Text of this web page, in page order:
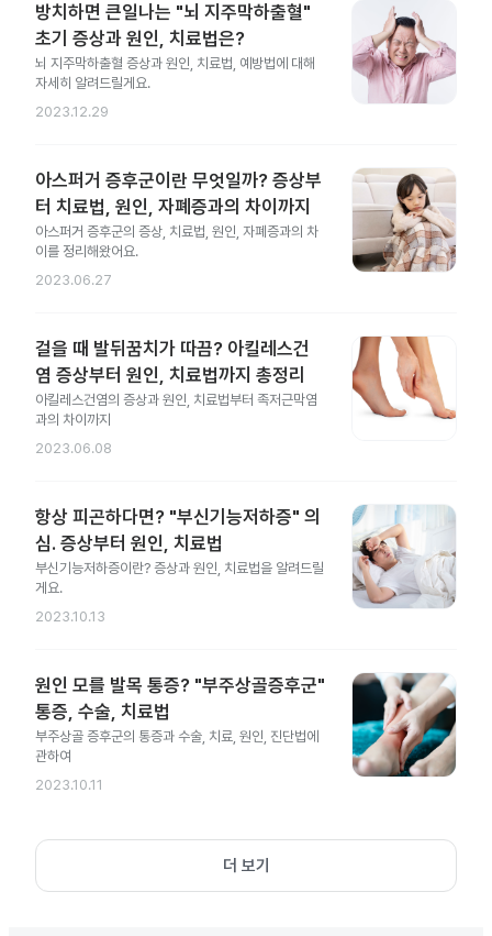
방치하면 큰일나는 "뇌 지주막하출혈"
초기 증상과 원인, 치료법은?
뇌 지주막하출혈 증상과 원인, 치료법, 예방법에 대해
자세히 알려드릴게요.
2023.12.29
아스퍼거 증후군이란 무엇일까? 증상부
터 치료법, 원인, 자폐증과의 차이까지
아스퍼거 증후군의 증상, 치료법, 원인, 자폐증과의 차
이를 정리해왔어요.
2023.06.27
걸을 때 발뒤꿈치가 따끔? 아킬레스건
염 증상부터 원인, 치료법까지 총정리
아킬레스건염의 증상과 원인, 치료법부터 족저근막염
과의 차이까지
2023.06.08
항상 피곤하다면? "부신기능저하증" 의
심. 증상부터 원인, 치료법
부신기능저하증이란? 증상과 원인, 치료법을 알려드릴
게요.
2023.10.13
원인 모를 발목 통증? "부주상골증후군"
통증, 수술, 치료법
부주상골 증후군의 통증과 수술, 치료, 원인, 진단법에
관하여
2023.10.11
더 보기